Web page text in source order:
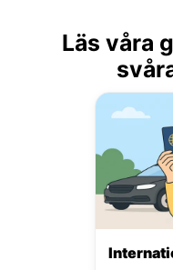
Läs våra